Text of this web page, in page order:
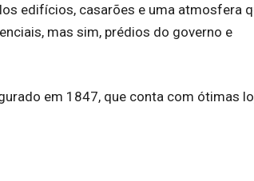
edifícios, casarões e uma atmosfera
mas sim, prédios do governo e
em 1847, que conta com ótimas